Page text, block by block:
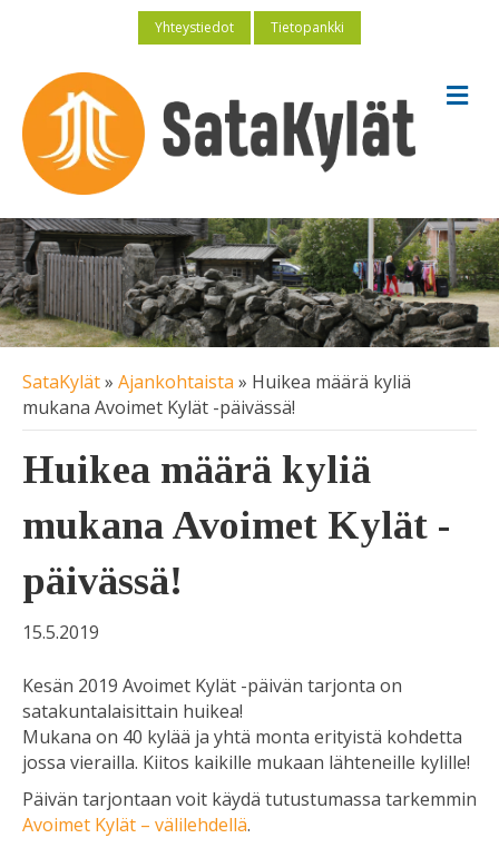
Yhteystiedot Tietopankki
V
a
o
SataKylät» Ajankohtaista » Huikea määrä kyliä
mukana Avoimet Kylät -päivässä!
Huikea määrä kyliä
mukana Avoimet Kylät -
päivässä!
15.5.2019
Kesän 2019 Avoimet Kylät -päivän tarjonta on
satakuntalaisittain huikea!
Mukana on 40 kylää ja yhtä monta erityistä kohdetta
jossa vierailla. Kiitos kaikille mukaan lähteneille kylille!
Päivän tarjontaan voit käydä tutustumassa tarkemmin
Avoimet Kylät – välilehdellä.